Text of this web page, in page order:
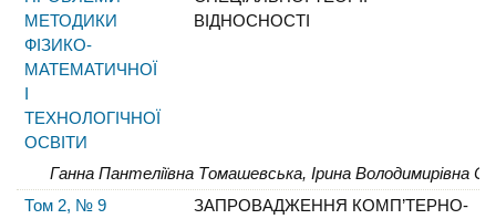
МЕТОДИКИ
ФІЗИКО-
МАТЕМАТИЧНОЇ
І
ТЕХНОЛОГІЧНОЇ
ОСВІТИ
ВІДНОСНОСТІ
Ганна Пантеліївна Томашевська, Ірина Володимирівна
Том 2, № 9
ЗАПРОВАДЖЕННЯ КОМП’ТЕРНО-